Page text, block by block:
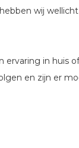
wij
ervaring in
en zijn er